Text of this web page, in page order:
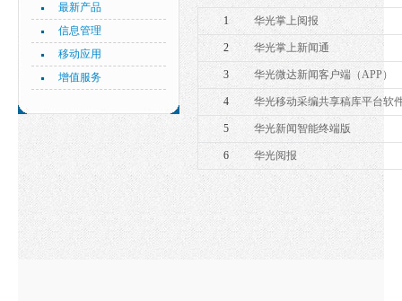
最新产品
信息管理
移动应用
增值服务
1 华光掌上阅报
2 华光掌上新闻通
3 华光微达新闻客户端（APP）
4 华光移动采编共享稿库平台软
5 华光新闻智能终端版
6 华光阅报